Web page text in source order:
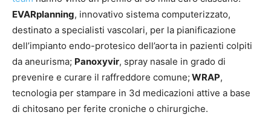
EVARplanning, innovativo sistema computerizzato,
destinato a specialisti vascolari, per la pianificazione
dell’impianto endo-protesico dell’aorta in pazienti colpiti
da aneurisma; Panoxyvir, spray nasale in grado di
prevenire e curare il raffreddore comune; WRAP,
tecnologia per stampare in 3d medicazioni attive a base
di chitosano per ferite croniche o chirurgiche.